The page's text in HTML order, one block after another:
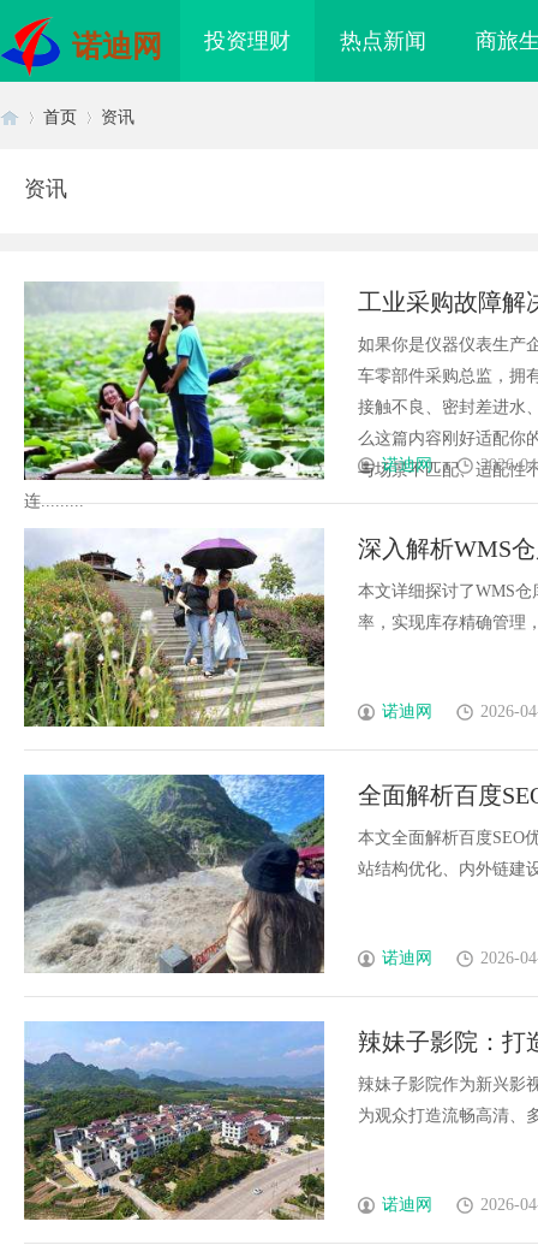
诺迪网 投资理财 热点新闻 商旅
首页 资讯
资讯
工业采购故障解
如果你是仪器仪表生产
车零部件采购总监，拥
接触不良、密封差进水
么这篇内容刚好适配你
与场景不匹配、适配性
连.........
诺迪网 2026-
深入解析WMS
本文详细探讨了WMS
率，实现库存精确管理
诺迪网 2026-
全面解析百度
本文全面解析百度SEO
站结构优化、内外链建
诺迪网 2026-
辣妹子影院：打
需求
辣妹子影院作为新兴影
为观众打造流畅高清、
诺迪网 2026-
配眼镜 高精度激光切割机：新时代工业
的革命者